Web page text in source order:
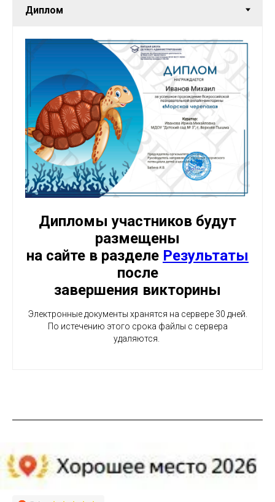
Дипломы участников будут
размещены
на сайте в разделе Результаты
после
завершения викторины
Электронные документы хранятся на сервере 30 дней.
По истечению этого срока файлы с сервера
удаляются.